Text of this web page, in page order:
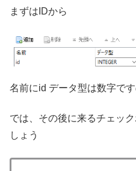
まずはIDから
名前にid データ型は数字で
では、その後に来るチェッ
しょう